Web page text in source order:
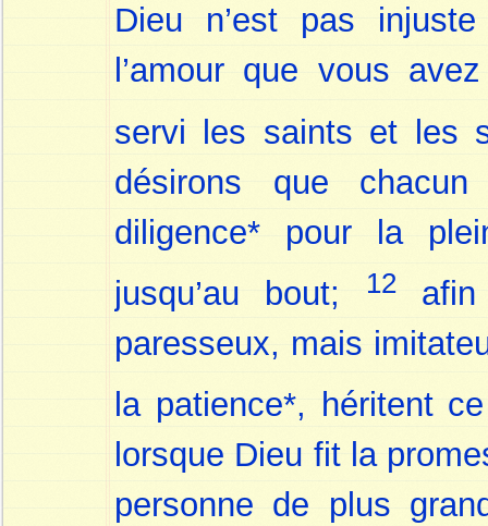
Dieu n’est pas
l’amour que vous
servi les saints et les
désirons que
diligence* pour la
jusqu’au bout;
12
paresseux, mais
la patience*, héritent
lorsque Dieu fit la
personne de plus